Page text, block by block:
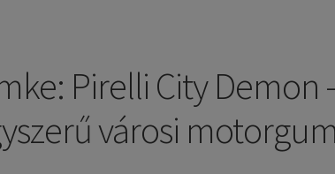
Pirelli City Demon
városi